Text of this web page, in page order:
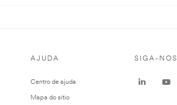
AJUDA
Centro de ajuda
Mapa do sitio
SIGA-NOS